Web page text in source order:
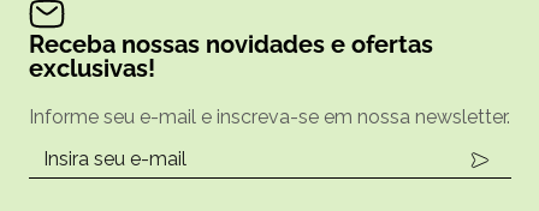
Receba nossas novidades e ofertas
exclusivas!
Informe seu e-mail e inscreva-se em nossa newsletter.